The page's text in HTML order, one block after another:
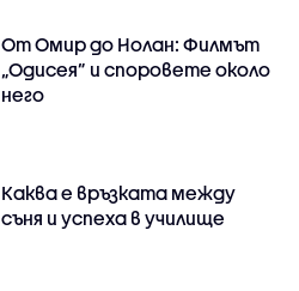
От Омир до Нолан: Филмът
„Одисея” и споровете около
него
Каква е връзката между
съня и успеха в училище